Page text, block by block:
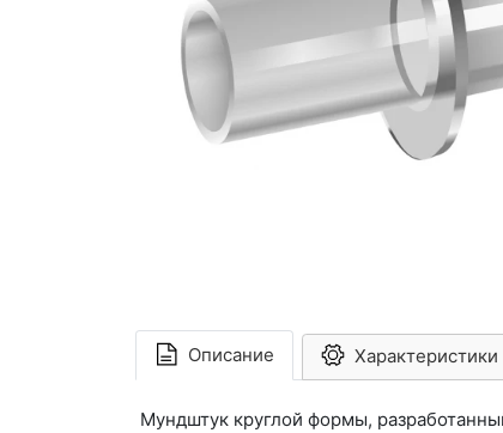
Описание Характеристики
Мундштук круглой формы,